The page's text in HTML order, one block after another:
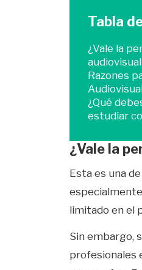
Tabla
¿Vale la
Razones
¿Qué
estudiar
¿Vale la
Esta es una
limitado en el
Sin embargo,
profesionales